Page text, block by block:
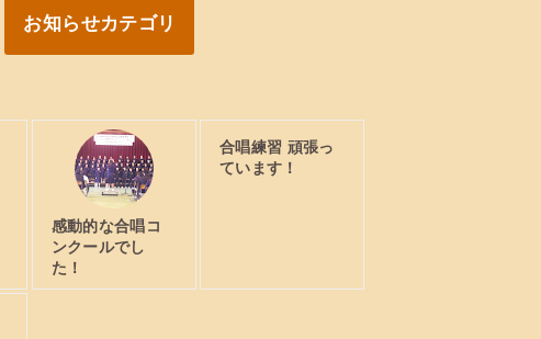
お知らせカテゴリ
感動的な合唱コ
ンクールでし
た！
合唱練習 頑張っ
ています！